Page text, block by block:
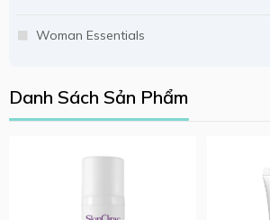
Woman Essentials
Danh Sách Sản Phẩm